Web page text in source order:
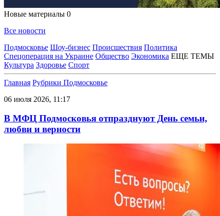
Новые материалы 0
Все новости
Подмосковье Шоу-бизнес Происшествия Политика
Спецоперация на Украине Общество Экономика ЕЩЕ ТЕМЫ
Культура Здоровье Спорт
Главная Рубрики Подмосковье
06 июля 2026, 11:17
В МФЦ Подмосковья отпразднуют День семьи,
любви и верности